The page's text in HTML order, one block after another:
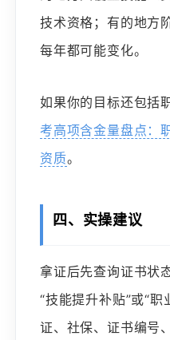
技术资格；有的地方
每年都可能变化。
如果你的目标还包括
考高项含金量盘点：
资质。
四、实操建议
拿证后先查询证书状
“技能提升补贴”或“
证、社保、证书编号